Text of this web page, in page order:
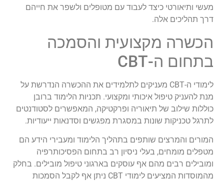
מעשי ותיאורטי כיצד לעבוד עם מטופלים ולשפר את חייהם
דרך תהליכים אלה.
הכשרה מקצועית והסמכה
בתחום ה-CBT
לימודי ה-CBT מעניקים לתלמידים את ההכשרה הנדרשת על
מנת להעניק טיפול איכותי ומקצועי. תכניות הלימוד ברובן
כוללות שילוב של תיאוריה ופרקטיקה, המאפשרים לסטודנטים
לתרגל טכניקות שונות במסגרת מפגשים וסדנאות ייעודיות.
המורים והמרצים שותפים בתהליך הלימוד ומעבירי הידע הם
מטפלים מומחים, בעלי ניסיון רב בתחום הפסיכותרפיה
ומובילים רבים מהם אף עוסקים בארגוני טיפול מובילים. בחלק
מהמוסדות המציעים לימודי CBT ניתן אף לקבל הסמכות